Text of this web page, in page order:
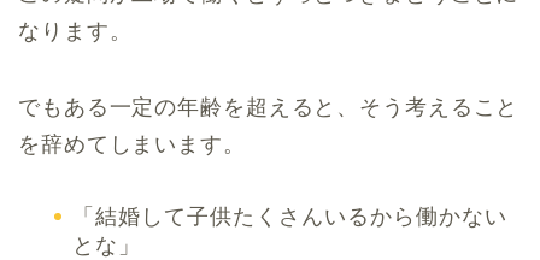
なります。
でもある一定の年齢を超えると、そう考えること
を辞めてしまいます。
「結婚して子供たくさんいるから働かない
とな」